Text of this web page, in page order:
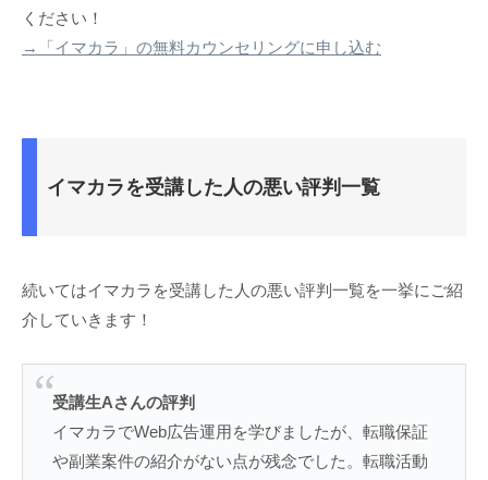
ください！
→「イマカラ」の無料カウンセリングに申し込む
イマカラを受講した人の悪い評判一覧
続いてはイマカラを受講した人の悪い評判一覧を一挙にご紹
介していきます！
受講生Aさんの評判
イマカラでWeb広告運用を学びましたが、転職保証
や副業案件の紹介がない点が残念でした。転職活動